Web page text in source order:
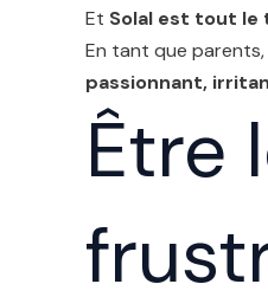
Et Solal est tout le
En tant que
passionnant,
Être